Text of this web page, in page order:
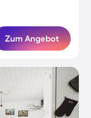
Zum Angebot